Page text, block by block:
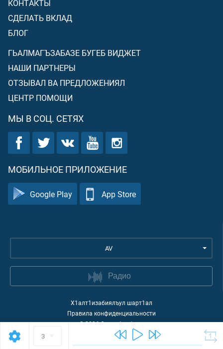
3
КОНТАКТЫ
СДЕЛАТЬ ВКЛАД
БЛОГ
ГЬАЛМАГЪЗАБАЗЕ БУГЕБ ВИДЖЕТ
НАШИ ПАРТНЕРЫ
ОТЗЫВАЛ ВА ПРЕДЛОЖЕНИЯЛ
ЦЕНТР ПОМОЩИ
МЫ В СОЦ. СЕТЯХ
МОБИЛЬНОЕ ПРИЛОЖЕНИЕ
Google Play App Store
AV
Радио
Х1алт1изабиялъул шарт1ал
Правила конфиденциальности
©2026Quran Academy